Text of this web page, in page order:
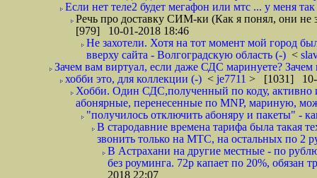
Если нет теле2 будет мегафон или мтс ... у меня
Речь про доставку СИМ-ки (Как я понял, они не
[979] 10-01-2018 18:46
Не захотели. Хотя на тот момент мой город
вверху сайта - Волгоградскую область (-) <
Зачем вам виртуал, если даже СДС маринуете?
хобби это, для коллекции (-) < je7711 > [1031] 10-
Хобби. Один СДС,полученный по коду, активно
абонярные, перенесенные по MNP, мариную,
"получилось отключить абоняру и пакеты" -
В стародавние времена тарифа была такая
звонить только на МТС, на остальных по 2
В Астрахани на другие местные - по
без роуминга. 72р капает по 20%, обязан
2018 22:07